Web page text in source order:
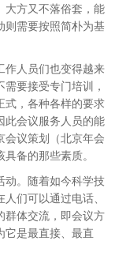
大方又不落俗套，能
则需要按照简朴为基
作人员们也变得越来
要接受专门培训，
式，各种各样的要求
此会议服务人员的能
会议策划（北京年会
备的那些素质。
动。随着如今科学技
们可以通过电话、
群体交流，即会议方
它是最直接、最直